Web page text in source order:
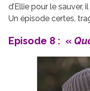
d’Ellie pour le sauver,
Un épisode certes,
Episode 8 : «